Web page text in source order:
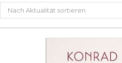
Nach Aktualität sortieren